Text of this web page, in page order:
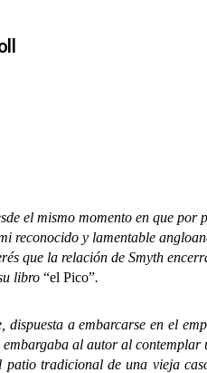
mismo momento en que por
reconocido y lamentable
que la relación de Smyth
libro “el Pico”.
a embarcarse en el
al autor al
tradicional de una vieja